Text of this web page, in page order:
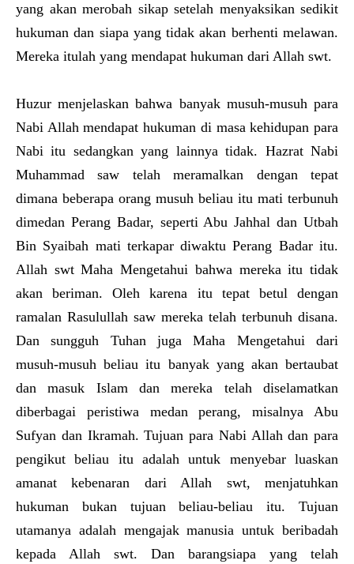
yang akan merobah sikap setelah menyaksikan sedikit
hukuman dan siapa yang tidak akan berhenti melawan.
Mereka itulah yang mendapat hukuman dari Allah swt.
Huzur menjelaskan bahwa banyak musuh-musuh para
Nabi Allah mendapat hukuman di masa kehidupan para
Nabi itu sedangkan yang lainnya tidak. Hazrat Nabi
Muhammad saw telah meramalkan dengan tepat
dimana beberapa orang musuh beliau itu mati terbunuh
dimedan Perang Badar, seperti Abu Jahhal dan Utbah
Bin Syaibah mati terkapar diwaktu Perang Badar itu.
Allah swt Maha Mengetahui bahwa mereka itu tidak
akan beriman. Oleh karena itu tepat betul dengan
ramalan Rasulullah saw mereka telah terbunuh disana.
Dan sungguh Tuhan juga Maha Mengetahui dari
musuh-musuh beliau itu banyak yang akan bertaubat
dan masuk Islam dan mereka telah diselamatkan
diberbagai peristiwa medan perang, misalnya Abu
Sufyan dan Ikramah. Tujuan para Nabi Allah dan para
pengikut beliau itu adalah untuk menyebar luaskan
amanat kebenaran dari Allah swt, menjatuhkan
hukuman bukan tujuan beliau-beliau itu. Tujuan
utamanya adalah mengajak manusia untuk beribadah
kepada Allah swt. Dan barangsiapa yang telah